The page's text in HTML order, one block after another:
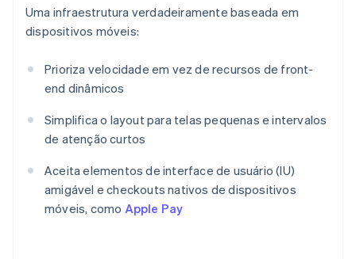
Uma infraestrutura verdadeiramente baseada em
dispositivos móveis:
Prioriza velocidade em vez de recursos de front-
end dinâmicos
Simplifica o layout para telas pequenas e intervalos
de atenção curtos
Aceita elementos de interface de usuário (IU)
amigável e checkouts nativos de dispositivos
móveis, como Apple Pay